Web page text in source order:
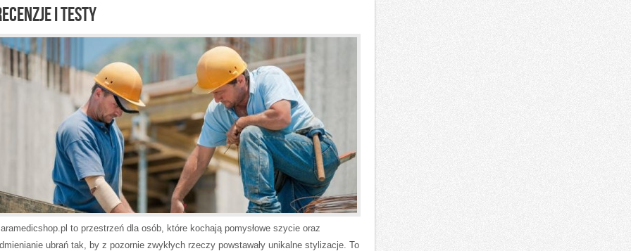
I TESTY
to przestrzeń dla osób, które kochają pomysłowe szycie oraz
ubrań tak, by z pozornie zwykłych rzeczy powstawały unikalne stylizacje. To